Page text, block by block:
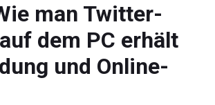
man Twitter-
dem PC erhält
und Online-